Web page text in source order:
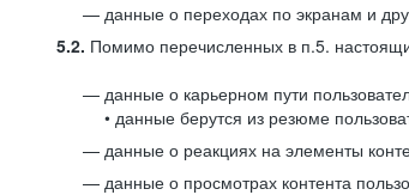
данные о переходах по экранам и
5.2. Помимо перечисленных в п.5.
данные о карьерном пути
• данные берутся из резюме
данные о реакциях на элементы
данные о просмотрах контента